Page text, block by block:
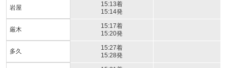
岩屋
15:13着
15:14発
厳木
15:17着
15:20発
多久
15:27着
15:28発